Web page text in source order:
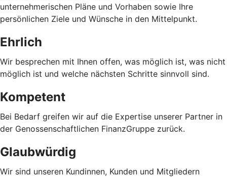
unternehmerischen Pläne und Vorhaben sowie Ihre
persönlichen Ziele und Wünsche in den Mittelpunkt.
Ehrlich
Wir besprechen mit Ihnen offen, was möglich ist, was nicht
möglich ist und welche nächsten Schritte sinnvoll sind.
Kompetent
Bei Bedarf greifen wir auf die Expertise unserer Partner in
der Genossenschaftlichen FinanzGruppe zurück.
Glaubwürdig
Wir sind unseren Kundinnen, Kunden und Mitgliedern